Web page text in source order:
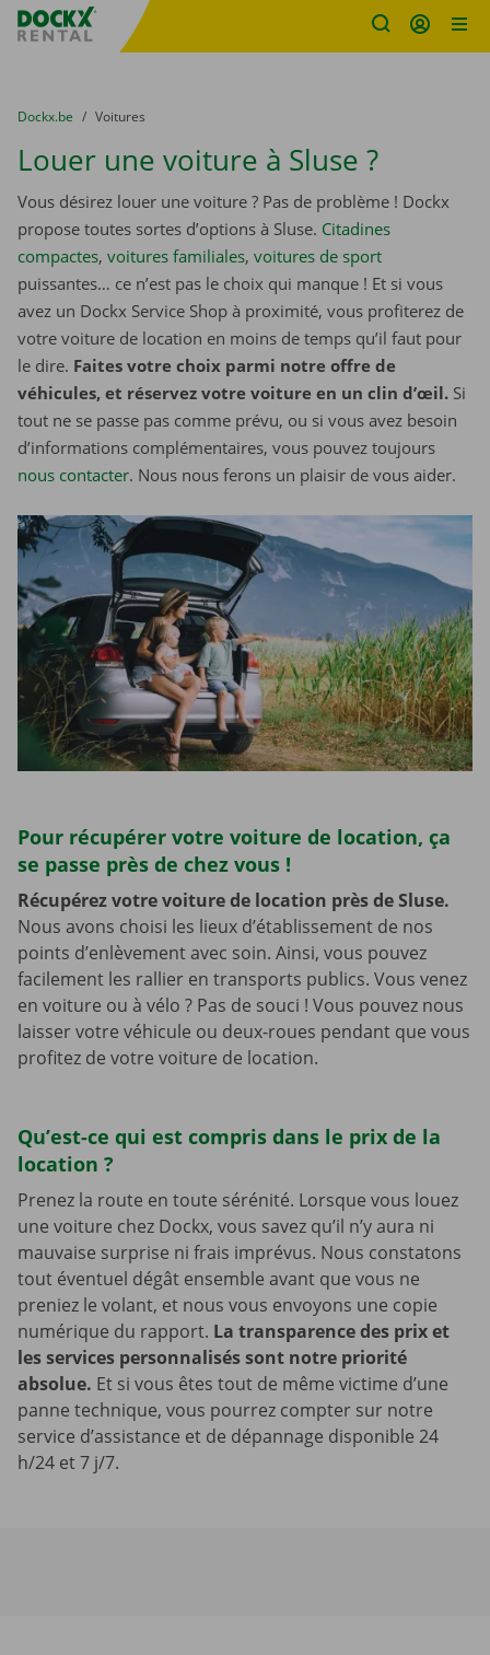
sitename
You are here:
du
Dockx.be to
Voitures
Louer une voiture à Sluse ?
Vous désirez louer une voiture ? Pas de problème ! Dockx
propose toutes sortes d’options à Sluse. Citadines
compactes, voitures familiales, voitures de sport
puissantes… ce n’est pas le choix qui manque ! Et si vous
avez un Dockx Service Shop à proximité, vous profiterez de
votre voiture de location en moins de temps qu’il faut pour
le dire. Faites votre choix parmi notre offre de
véhicules, et réservez votre voiture en un clin d’œil. Si
tout ne se passe pas comme prévu, ou si vous avez besoin
d’informations complémentaires, vous pouvez toujours
nous contacter. Nous nous ferons un plaisir de vous aider.
Pour récupérer votre voiture de location, ça
se passe près de chez vous !
Récupérez votre voiture de location près de Sluse.
Nous avons choisi les lieux d’établissement de nos
points d’enlèvement avec soin. Ainsi, vous pouvez
facilement les rallier en transports publics. Vous venez
en voiture ou à vélo ? Pas de souci ! Vous pouvez nous
laisser votre véhicule ou deux-roues pendant que vous
profitez de votre voiture de location.
Qu’est-ce qui est compris dans le prix de la
location ?
Prenez la route en toute sérénité. Lorsque vous louez
une voiture chez Dockx, vous savez qu’il n’y aura ni
mauvaise surprise ni frais imprévus. Nous constatons
tout éventuel dégât ensemble avant que vous ne
preniez le volant, et nous vous envoyons une copie
numérique du rapport. La transparence des prix et
les services personnalisés sont notre priorité
absolue. Et si vous êtes tout de même victime d’une
panne technique, vous pourrez compter sur notre
service d’assistance et de dépannage disponible 24
h/24 et 7 j/7.